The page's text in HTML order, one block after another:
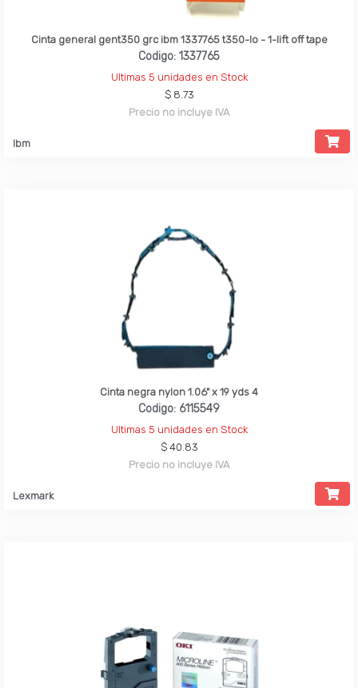
Cinta general gent350 grc ibm 1337765 t350-lo - 1-lift off tape
Codigo: 1337765
Ultimas 5 unidades en Stock
$ 8.73
Precio no incluye IVA
Ibm
Cinta negra nylon 1.06" x 19 yds 4
Codigo: 6115549
Ultimas 5 unidades en Stock
$ 40.83
Precio no incluye IVA
Lexmark